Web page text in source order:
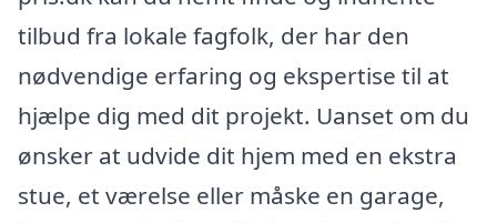
tilbud fra lokale fagfolk, der har den
nødvendige erfaring og ekspertise til at
hjælpe dig med dit projekt. Uanset om du
ønsker at udvide dit hjem med en ekstra
stue, et værelse eller måske en garage,